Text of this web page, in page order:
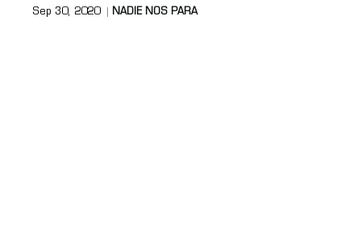
Sep 30, 2020 NADIE NOS PARA